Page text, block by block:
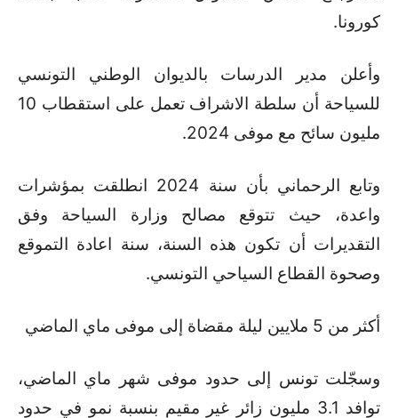
كورونا.
وأعلن مدير الدرسات بالديوان الوطني التونسي
للسياحة أن سلطة الاشراف تعمل على استقطاب 10
مليون سائح مع موفى 2024.
وتابع الرحماني بأن سنة 2024 انطلقت بمؤشرات
واعدة، حيث تتوقع مصالح وزارة السياحة وفق
التقديرات أن تكون هذه السنة، سنة اعادة التموقع
وصحوة القطاع السياحي التونسي.
أكثر من 5 ملايين ليلة مقضاة إلى موفى ماي الماضي
وسجّلت تونس إلى حدود موفى شهر ماي الماضي،
توافد 3.1 مليون زائر غير مقيم بنسبة نمو في حدود